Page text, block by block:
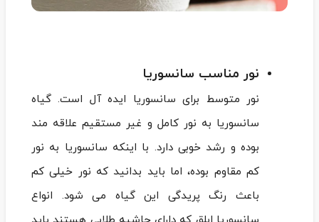
نور مناسب سانسوریا
نور متوسط برای سانسوریا ایده آل است. گیاه
سانسوریا به نور کامل و غیر مستقیم علاقه مند
بوده و رشد خوبی دارد. با اینکه سانسوریا به نور
کم مقاوم بوده، اما باید بدانید که نور خیلی کم
باعث رنگ پریدگی این گیاه می شود. انواع